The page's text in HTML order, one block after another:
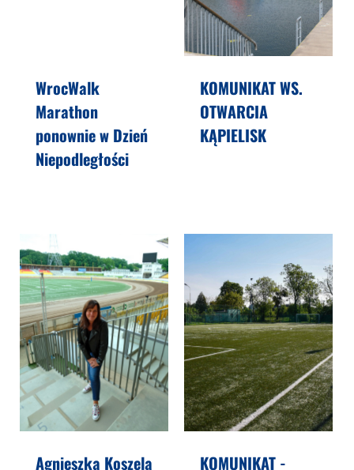
WrocWalk
Marathon
ponownie w Dzień
Niepodległości
KOMUNIKAT WS.
OTWARCIA
KĄPIELISK
Agnieszka Koszela
KOMUNIKAT -